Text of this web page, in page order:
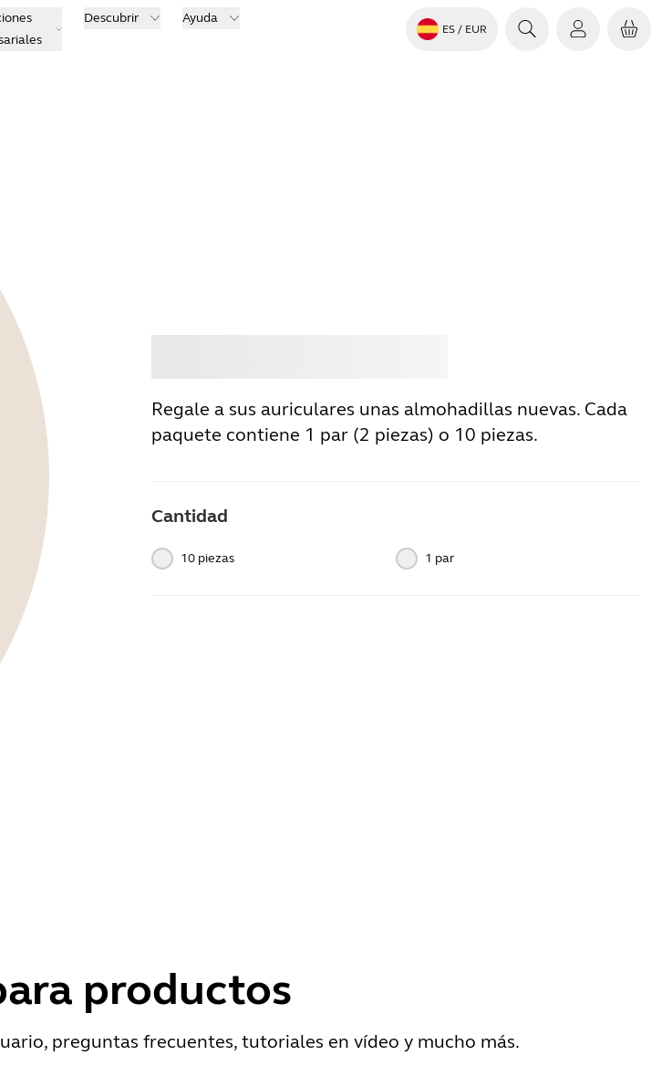
Descubrir Ayuda
ES / EUR
Regale a sus auriculares unas almohadillas nuevas. Cada
paquete contiene 1 par (2 piezas) o 10 piezas.
Cantidad
10 piezas 1 par
productos
preguntas frecuentes, tutoriales en vídeo y mucho más.